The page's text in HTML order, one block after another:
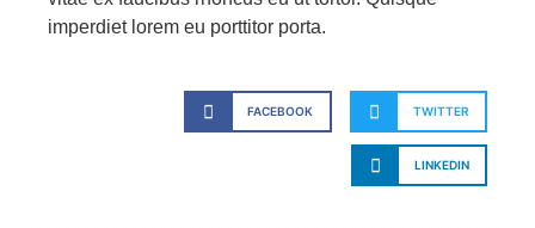
imperdiet lorem eu porttitor porta.
FACEBOOK TWITTER
LINKEDIN